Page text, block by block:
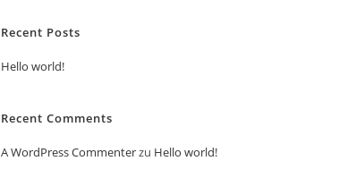
Recent Posts
Hello world!
Recent Comments
A WordPress Commenterzu Hello world!